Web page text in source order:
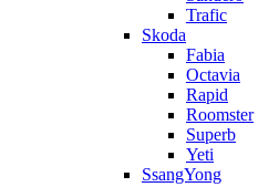
Trafic
Skoda
Fabia
Octavia
Rapid
Roomster
Superb
Yeti
SsangYong